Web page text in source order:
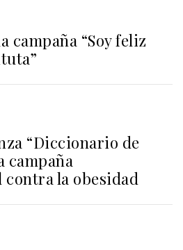
campaña “Soy feliz
“Diccionario de
campaña
la obesidad